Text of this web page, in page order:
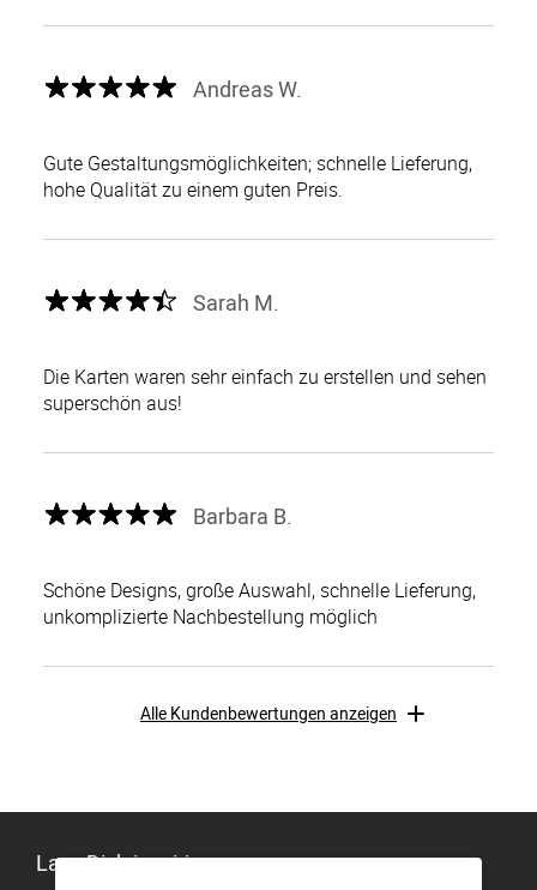
Andreas W.
Gute Gestaltungsmöglichkeiten; schnelle Lieferung,
hohe Qualität zu einem guten Preis.
Sarah M.
Die Karten waren sehr einfach zu erstellen und sehen
superschön aus!
Barbara B.
Schöne Designs, große Auswahl, schnelle Lieferung,
unkomplizierte Nachbestellung möglich
Alle Kundenbewertungen anzeigen
Lass Dich inspirieren